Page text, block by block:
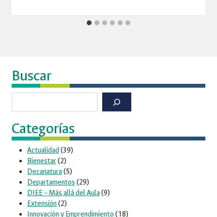
Buscar
Categorías
Actualidad (39)
Bienestar(2)
Decanatura(5)
Departamentos (29)
DIEE – Más allá del Aula(9)
Extensión(2)
Innovación y Emprendimiento (18)